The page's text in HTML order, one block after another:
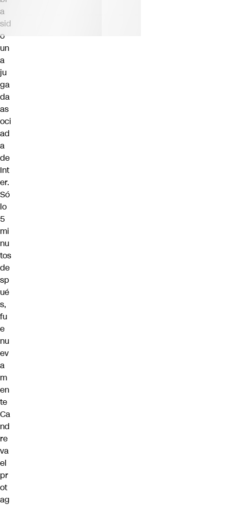
a
sid
o
un
a
ju
ga
da
as
oci
ad
a
de
Int
er.
Só
lo
5
mi
nu
tos
de
sp
ué
s,
fu
e
nu
ev
a
m
en
te
Ca
nd
re
va
el
pr
ot
ag